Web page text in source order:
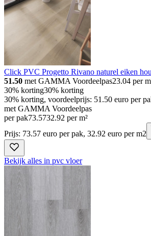
Click PVC Progetto Rivano naturel eiken
51.50 met GAMMA Voordeelpas23.04 per
30% korting30% korting
30% korting, voordeelprijs: 51.50 euro per
met GAMMA Voordeelpas
per pak73.5732.92 per m²
Prijs: 73.57 euro per pak, 32.92 euro per m2
Bekijk alles in pvc vloer